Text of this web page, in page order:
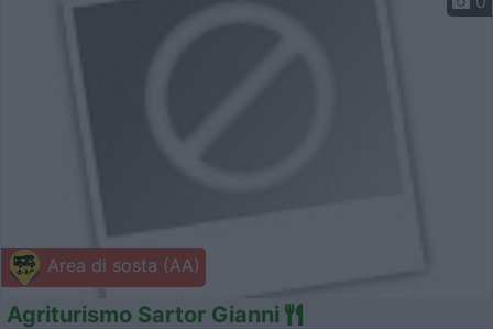
Area di sosta (AA)
Agriturismo Sartor Gianni